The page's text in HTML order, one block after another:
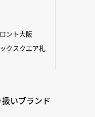
ント大阪
クスクエア札
いブランド